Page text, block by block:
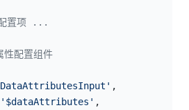
置项 ...
配置组件
,
'$dataAttributes' ,